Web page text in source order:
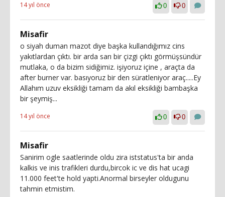
14 yıl önce 0 0
Misafir
o siyah duman mazot diye başka kullandığımız cins
yakıtlardan çıktı. bir arda sarı bir çizgi çıktı görmüşsündür
mutlaka, o da bizim sidiğimiz. işiyoruz içine , araçta da
after burner var. basıyoruz bir den süratleniyor araç.....Ey
Allahım uzuv eksikliği tamam da akıl eksikliği bambaşka
bir şeymiş...
14 yıl önce 0 0
Misafir
Sanirim ogle saatlerinde oldu zira iststatus'ta bir anda
kalkis ve inis trafikleri durdu,bircok ic ve dis hat ucagi
11.000 feet'te hold yapti.Anormal birseyler oldugunu
tahmin etmistim.